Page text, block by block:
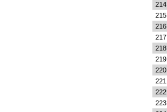
214
215
216
217
218
219
220
221
222
223